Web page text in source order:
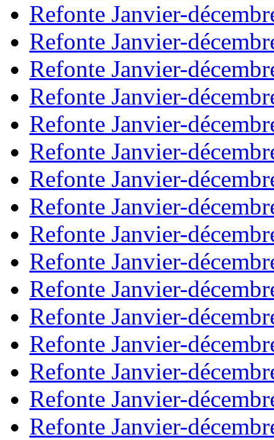
Refonte Janvier-
Refonte Janvier-
Refonte Janvier-
Refonte Janvier-
Refonte Janvier-
Refonte Janvier-
Refonte Janvier-
Refonte Janvier-
Refonte Janvier-
Refonte Janvier-
Refonte Janvier-
Refonte Janvier-
Refonte Janvier-
Refonte Janvier-
Refonte Janvier-
Refonte Janvier-